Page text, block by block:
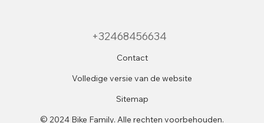
+32468456634
Contact
Volledige versie van de website
Sitemap
© 2024 Bike Family. Alle rechten voorbehouden.